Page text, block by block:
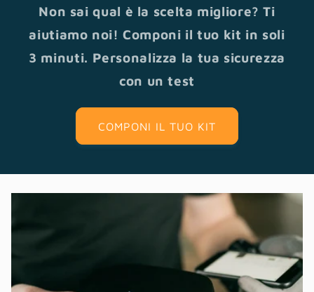
Non sai qual è la scelta migliore? Ti
aiutiamo noi! Componi il tuo kit in soli
3 minuti. Personalizza la tua sicurezza
con un test
COMPONI IL TUO KIT